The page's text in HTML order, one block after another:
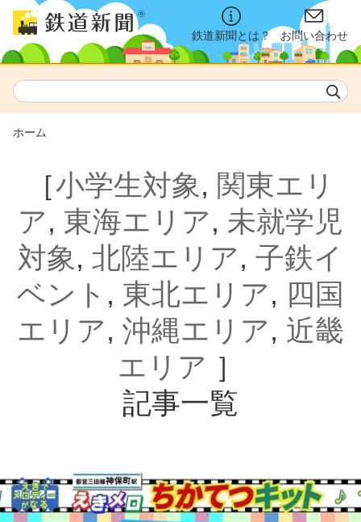
鉄道新聞とは？ お問い合わせ
ホーム
［小学生対象, 関東エリ
ア, 東海エリア, 未就学児
対象, 北陸エリア, 子鉄イ
ベント , 東北エリア, 四国
エリア, 沖縄エリア, 近畿
エリア ］
記事一覧